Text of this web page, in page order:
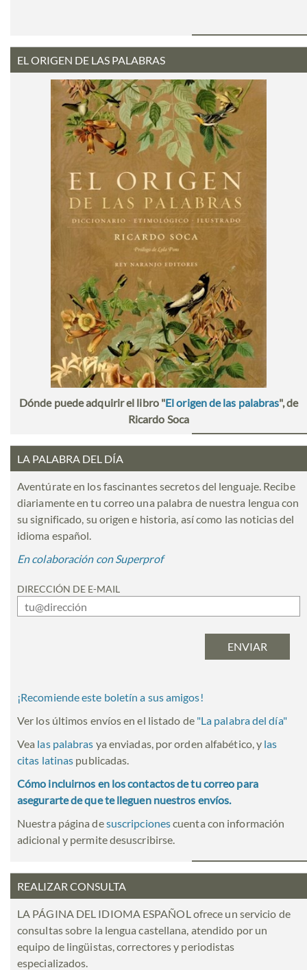
EL ORIGEN DE LAS PALABRAS
Dónde puede adquirir el libro "El origen de las palabras", de
Ricardo Soca
LA PALABRA DEL DÍA
Aventúrate en los fascinantes secretos del lenguaje. Recibe
diariamente en tu correo una palabra de nuestra lengua con
su significado, su origen e historia, así como las noticias del
idioma español.
En colaboración con Superprof
DIRECCIÓN DE E-MAIL
¡Recomiende este boletín a sus amigos!
Ver los últimos envíos en el listado de "La palabra del día"
Vea las palabras ya enviadas, por orden alfabético, y las
citas latinas publicadas.
Cómo incluirnos en los contactos de tu correo para
asegurarte de que te lleguen nuestros envíos.
Nuestra página desuscripcionescuenta con información
adicional y permite desuscribirse.
REALIZAR CONSULTA
LA PÁGINA DEL IDIOMA ESPAÑOL ofrece un servicio de
consultas sobre la lengua castellana, atendido por un
equipo de lingüistas, correctores y periodistas
especializados.